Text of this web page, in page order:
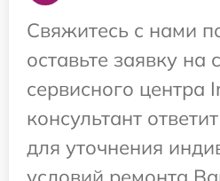
Свяжитесь с нами
оставьте заявку на
сервисного центра
консультант
для уточнения